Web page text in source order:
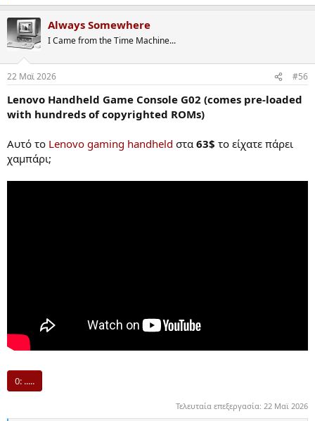
e
c
t
i
s
Always Somewhere
I Came from the Time Machine...
22 Mαϊ 2026 #56
Lenovo Handheld Game Console G02 (comes pre-loaded
with hundreds of copyrighted ROMs)
Αυτό το Lenovo gaming handheld στα 63$ το είχατε πάρει
χαμπάρι;
0: .....
Τελευταία επεξεργασία: 22 Mαϊ 2026